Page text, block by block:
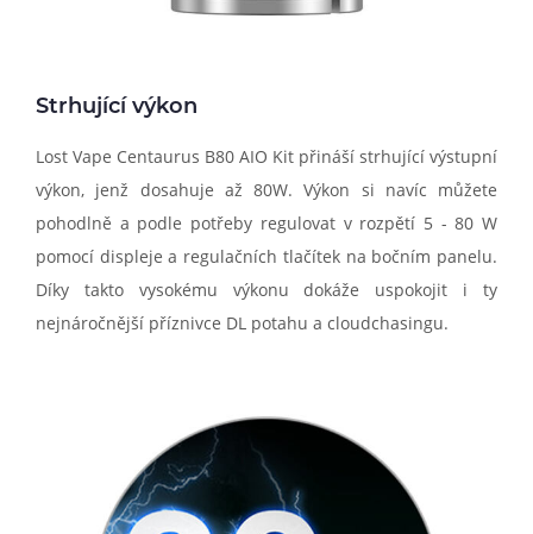
Strhující výkon
Lost Vape Centaurus B80 AIO Kit přináší strhující výstupní
výkon, jenž dosahuje až 80W. Výkon si navíc můžete
pohodlně a podle potřeby regulovat v rozpětí 5 - 80 W
pomocí displeje a regulačních tlačítek na bočním panelu.
Díky takto vysokému výkonu dokáže uspokojit i ty
nejnáročnější příznivce DL potahu a cloudchasingu.